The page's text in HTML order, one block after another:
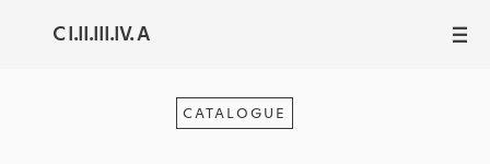
C I.II.III.IV. A III
CATALOGUE